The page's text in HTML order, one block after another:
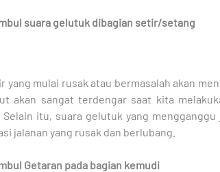
suara gelutuk dibagian setir/setang
yang mulai rusak atau bermasalah akan
akan sangat terdengar saat kita
Selain itu, suara gelutuk yang
jalanan yang rusak dan berlubang.
Getaran pada bagian kemudi